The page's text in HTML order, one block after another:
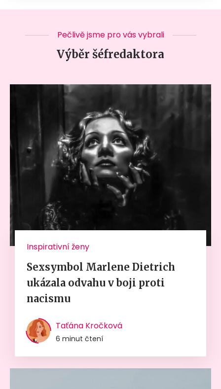
Pečlivě jsme pro vás vybrali
Výběr šéfredaktora
Inspirativní ženy
Sexsymbol Marlene Dietrich
ukázala odvahu v boji proti
nacismu
Taťána Kročková
6 minut čtení